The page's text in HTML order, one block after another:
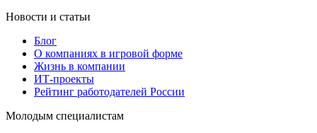
Новости и статьи
Блог
О компаниях в игровой форме
Жизнь в компании
ИТ-проекты
Рейтинг работодателей России
Молодым специалистам